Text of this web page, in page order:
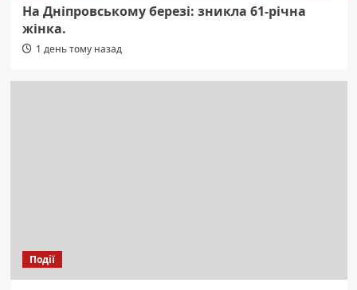
На Дніпровському березі: зникла 61-річна
жінка.
1 день тому назад
Події